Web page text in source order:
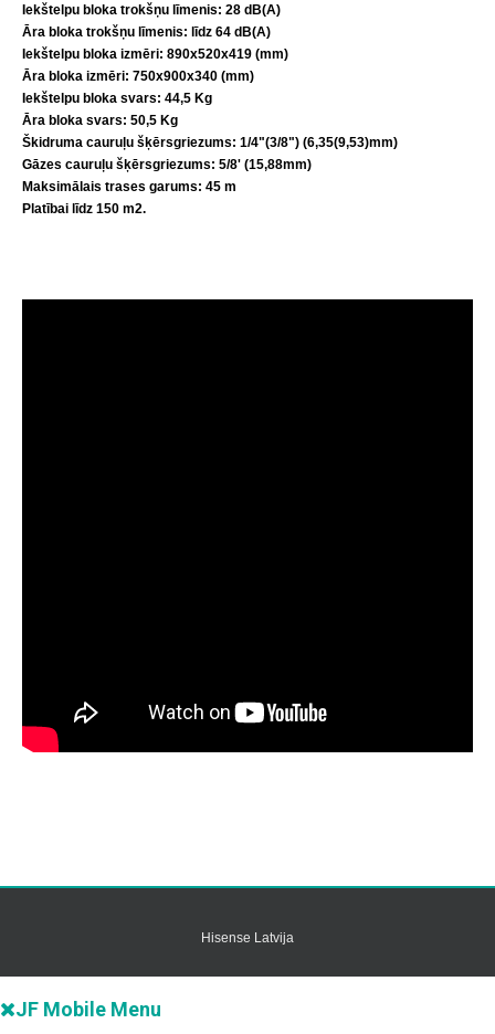
Iekštelpu bloka trokšņu līmenis: 28 dB(A)
Āra bloka trokšņu līmenis: līdz 64 dB(A)
Iekštelpu bloka izmēri: 890x520x419 (mm)
Āra bloka izmēri: 750x900x340 (mm)
Iekštelpu bloka svars: 44,5 Kg
Āra bloka svars: 50,5 Kg
Škidruma cauruļu šķērsgriezums: 1/4"(3/8") (6,35(9,53)mm)
Gāzes cauruļu šķērsgriezums: 5/8' (15,88mm)
Maksimālais trases garums: 45 m
Platībai līdz 150 m2.
Hisense Latvija
JF Mobile Menu